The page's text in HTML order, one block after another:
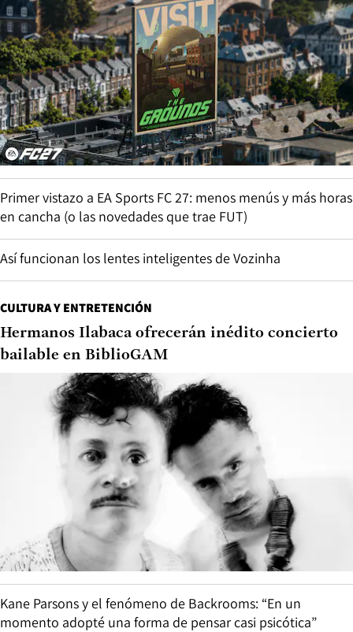
Primer vistazo a EA Sports FC 27: menos menús y más horas
en cancha (o las novedades que trae FUT)
Así funcionan los lentes inteligentes de Vozinha
CULTURA Y ENTRETENCIÓN
Hermanos Ilabaca ofrecerán inédito concierto
bailable en BiblioGAM
Kane Parsons y el fenómeno de Backrooms: “En un
momento adopté una forma de pensar casi psicótica”